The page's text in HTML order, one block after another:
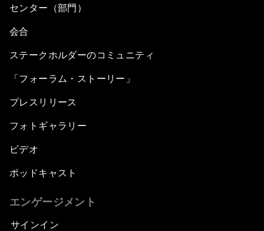
センター（部門）
会合
ステークホルダーのコミュニティ
「フォーラム・ストーリー」
プレスリリース
フォトギャラリー
ビデオ
ポッドキャスト
エンゲージメント
サインイン